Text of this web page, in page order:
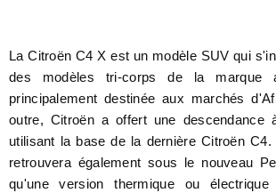
La Citroën C4 X est un modèle SUV qui
des modèles tri-corps de la marque
principalement destinée aux marchés
outre, Citroën a offert une descendance
utilisant la base de la dernière Citroën
retrouvera également sous le nouveau
qu'une version thermique ou